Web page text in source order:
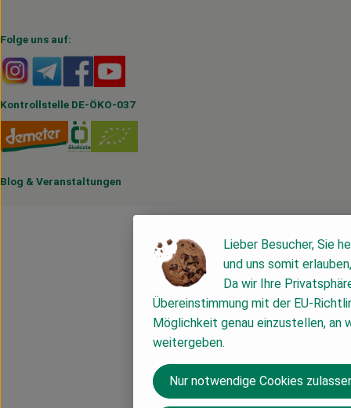
Folge uns auf:
Externer Link zu https://www.instagram.com/
Externer Link zu https://t.me/s/hofmahlitzsch
Externer Link zu https://www.facebook.com/
Kontrollstelle DE-ÖKO-037
Blog & Veranstaltungen
Lieber Besucher, Sie
und uns somit
Da wir Ihre
Übereinstimmung mit der EU-
Möglichkeit genau einzustellen, an
weitergeben.
Nur notwendige Cookies